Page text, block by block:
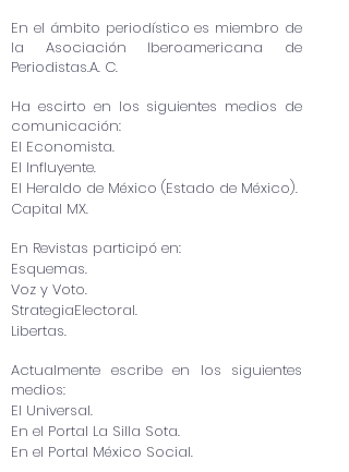
En el ámbito periodístico es miembro de
la Asociación Iberoamericana de
Periodistas.A. C.
Ha escirto en los siguientes medios de
comunicación:
El Economista.
El Influyente.
El Heraldo de México (Estado de México).
Capital MX.
En Revistas participó en:
Esquemas.
Voz y Voto.
StrategiaElectoral.
Libertas.
Actualmente escribe en los siguientes
medios:
El Universal.
En el Portal La Silla Sota.
En el Portal México Social.